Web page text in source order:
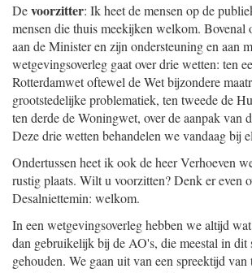
Devoorzitter: Ik heet de mensen op de
mensen die thuis meekijken welkom. Bovenal
aan de Minister en zijn ondersteuning en aan
wetgevingsoverleg gaat over drie wetten: ten
Rotterdamwet oftewel de Wet bijzondere
grootstedelijke problematiek, ten tweede de
ten derde de Woningwet, over de aanpak van
Deze drie wetten behandelen we vandaag bij
Ondertussen heet ik ook de heer Verhoeven
rustig plaats. Wilt u voorzitten? Denk er even
Desalniettemin: welkom.
In een wetgevingsoverleg hebben we altijd
dan gebruikelijk bij de AO's, die meestal in dit
gehouden. We gaan uit van een spreektijd